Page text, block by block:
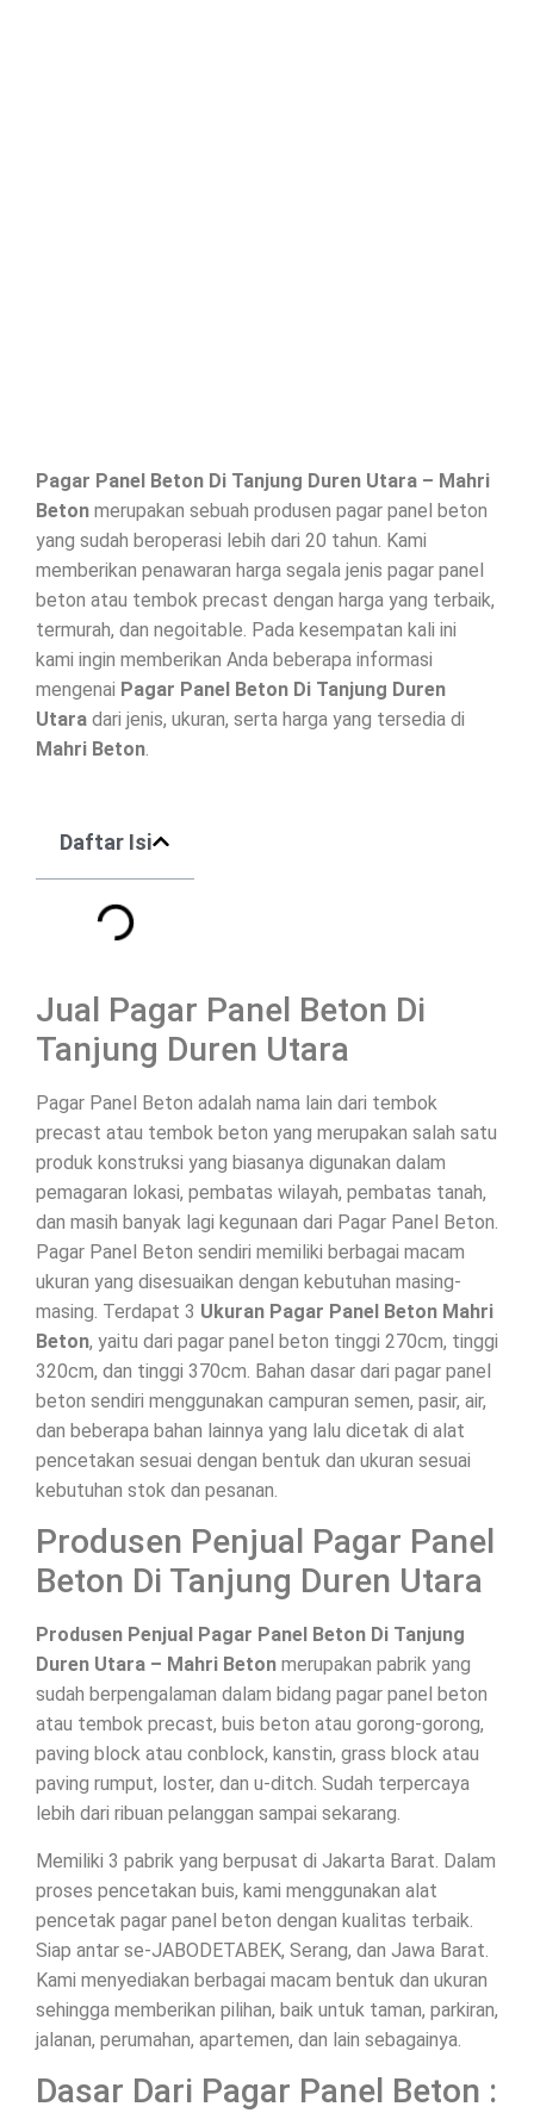
Pagar Panel Beton Di Tanjung Duren Utara – Mahri
Beton merupakan sebuah produsen pagar panel beton
yang sudah beroperasi lebih dari 20 tahun. Kami
memberikan penawaran harga segala jenis pagar panel
beton atau tembok precast dengan harga yang terbaik,
termurah, dan negoitable. Pada kesempatan kali ini
kami ingin memberikan Anda beberapa informasi
mengenai Pagar Panel Beton Di Tanjung Duren
Utara dari jenis, ukuran, serta harga yang tersedia di
Mahri Beton.
Daftar Isi
Jual Pagar Panel Beton Di
Tanjung Duren Utara
Pagar Panel Beton adalah nama lain dari tembok
precast atau tembok beton yang merupakan salah satu
produk konstruksi yang biasanya digunakan dalam
pemagaran lokasi, pembatas wilayah, pembatas tanah,
dan masih banyak lagi kegunaan dari Pagar Panel Beton.
Pagar Panel Beton sendiri memiliki berbagai macam
ukuran yang disesuaikan dengan kebutuhan masing-
masing. Terdapat 3 Ukuran Pagar Panel Beton Mahri
Beton, yaitu dari pagar panel beton tinggi 270cm, tinggi
320cm, dan tinggi 370cm. Bahan dasar dari pagar panel
beton sendiri menggunakan campuran semen, pasir, air,
dan beberapa bahan lainnya yang lalu dicetak di alat
pencetakan sesuai dengan bentuk dan ukuran sesuai
kebutuhan stok dan pesanan.
Produsen Penjual Pagar Panel
Beton Di Tanjung Duren Utara
Produsen Penjual Pagar Panel Beton Di Tanjung
Duren Utara – Mahri Beton merupakan pabrik yang
sudah berpengalaman dalam bidang pagar panel beton
atau tembok precast, buis beton atau gorong-gorong,
paving block atau conblock, kanstin, grass block atau
paving rumput, loster, dan u-ditch. Sudah terpercaya
lebih dari ribuan pelanggan sampai sekarang.
Memiliki 3 pabrik yang berpusat di Jakarta Barat. Dalam
proses pencetakan buis, kami menggunakan alat
pencetak pagar panel beton dengan kualitas terbaik.
Siap antar se-JABODETABEK, Serang, dan Jawa Barat.
Kami menyediakan berbagai macam bentuk dan ukuran
sehingga memberikan pilihan, baik untuk taman, parkiran,
jalanan, perumahan, apartemen, dan lain sebagainya.
Dasar Dari Pagar Panel Beton :